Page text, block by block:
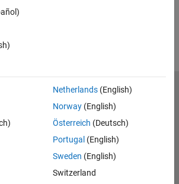
Netherlands(English)
Norway(English)
Österreich (Deutsch)
Portugal (English)
Sweden (English)
Switzerland
Datenschutz-Richtlinien
Status von Anwendungen
Inc.
Website auswählen
Deutschland